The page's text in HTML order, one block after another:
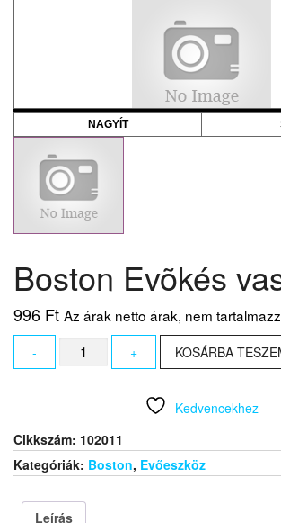
NAGYÍT
Boston Evõkés
996 Ft Az árak netto árak, nem
-
Boston
Evõkés
+ KOSÁRBA
Kedvencekhez
Cikkszám: 102011
Kategóriák: Boston, Evőeszköz
Leírás